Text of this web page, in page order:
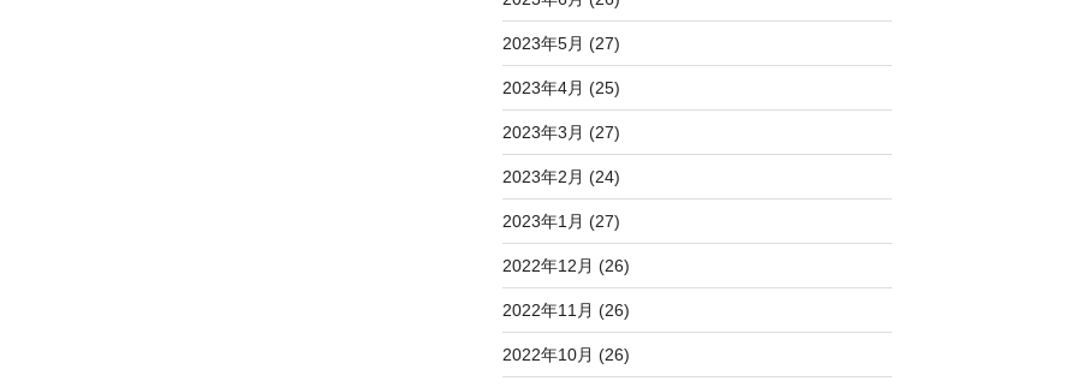
2023年5月 (27)
2023年4月 (25)
2023年3月 (27)
2023年2月 (24)
2023年1月 (27)
2022年12月 (26)
2022年11月 (26)
2022年10月 (26)